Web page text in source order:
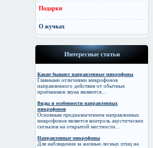
Подарки
О жучках
Интересные статьи
Какие бывают направленные микрофоны
Главными отличиями микрофонов
направленного действия от обычных
приёмников звука являются...
Виды и особенности направленных
микрофонов
Основным предназначением направленных
микрофонов является контроль акустических
сигналов на открытой местности...
Направленные микрофоны
Для наблюдения за жизнью лесных птиц на